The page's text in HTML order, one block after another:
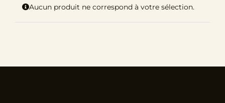
Le Domaine
Aucun produit ne correspond à votre sélection.